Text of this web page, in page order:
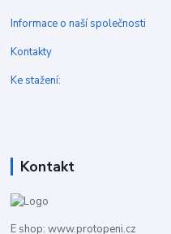
Informace o naší společnosti
Kontakty
Ke stažení:
Kontakt
E shop: www.protopeni.cz